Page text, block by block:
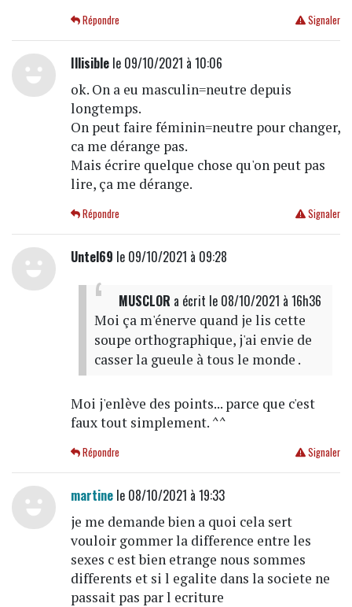
Signaler
Répondre
Illisiblele 09/10/2021 à 10:06
ok. On a eu masculin=neutre depuis
longtemps.
On peut faire féminin=neutre pour changer,
ca me dérange pas.
Mais écrire quelque chose qu'on peut pas
lire, ça me dérange.
Signaler
Répondre
Untel69 le 09/10/2021 à 09:28
MUSCLOR a écrit le 08/10/2021 à 16h36
Moi ça m'énerve quand je lis cette
soupe orthographique, j'ai envie de
casser la gueule à tous le monde .
Moi j'enlève des points... parce que c'est
faux tout simplement. ^^
Signaler
Répondre
martinele 08/10/2021 à 19:33
je me demande bien a quoi cela sert
vouloir gommer la difference entre les
sexes c est bien etrange nous sommes
differents et si l egalite dans la societe ne
passait pas par l ecriture